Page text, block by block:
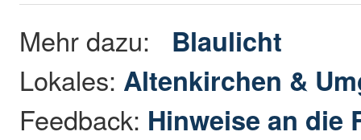
Mehr dazu: Blaulicht
Lokales: Altenkirchen &
Feedback: Hinweise an die